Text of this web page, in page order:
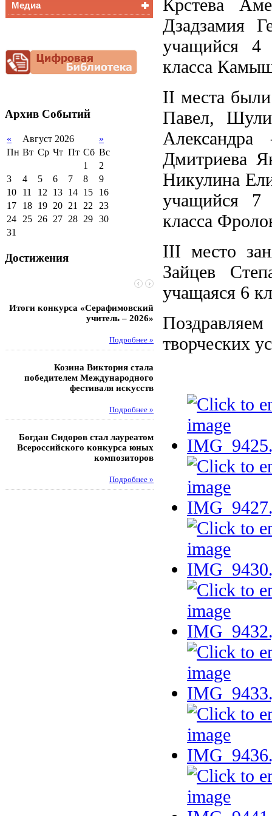
Снижение
документационной
нагрузки
Медиа
Архив Событий
« Август 2026
»
Пн Вт Ср Чт Пт Сб Вс
1
2
3
4 5 6 7 8
9
10
11 12 13 14 15
16
17
18 19 20 21 22 23
24 25 26 27 28 29 30
31
Достижения
Итоги конкурса «Серафимовский
учитель – 2026»
Подробнее »
Козина Виктория стала
победителем Международного
фестиваля искусств
Подробнее »
Богдан Сидоров стал лауреатом
Всероссийского конкурса юных
композиторов
Подробнее »
областных
Педагоги
победителями
этапа XXI
конкурса «За
подвиг
Крстева
Дзадзамия
учащийся 4
класса
II места
Павел,
Дмитриева
Никулина
учащийся 7
класса
III место
Зайцев
учащаяся 6
творческих